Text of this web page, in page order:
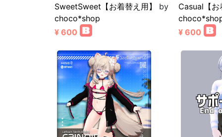
SweetSweet【お着替え用】
by
choco*shop
¥ 600
Casual【お
¥ 600